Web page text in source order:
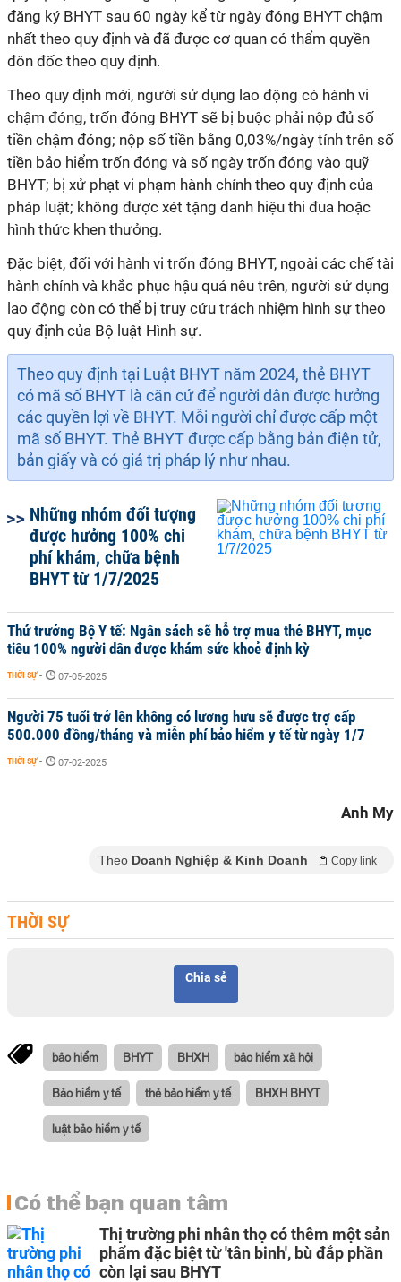
đăng ký BHYT sau 60 ngày kể từ ngày đóng BHYT chậm
nhất theo quy định và đã được cơ quan có thẩm quyền
đôn đốc theo quy định.
Theo quy định mới, người sử dụng lao động có hành vi
chậm đóng, trốn đóng BHYT sẽ bị buộc phải nộp đủ số
tiền chậm đóng; nộp số tiền bằng 0,03%/ngày tính trên số
tiền bảo hiểm trốn đóng và số ngày trốn đóng vào quỹ
BHYT; bị xử phạt vi phạm hành chính theo quy định của
pháp luật; không được xét tặng danh hiệu thi đua hoặc
hình thức khen thưởng.
Đặc biệt, đối với hành vi trốn đóng BHYT, ngoài các chế tài
hành chính và khắc phục hậu quả nêu trên, người sử dụng
lao động còn có thể bị truy cứu trách nhiệm hình sự theo
quy định của Bộ luật Hình sự.
Theo quy định tại Luật BHYT năm 2024, thẻ BHYT
có mã số BHYT là căn cứ để người dân được hưởng
các quyền lợi về BHYT. Mỗi người chỉ được cấp một
mã số BHYT. Thẻ BHYT được cấp bằng bản điện tử,
bản giấy và có giá trị pháp lý như nhau.
Những nhóm đối tượng
được hưởng 100% chi
phí khám, chữa bệnh
BHYT từ 1/7/2025
Thứ trưởng Bộ Y tế: Ngân sách sẽ hỗ trợ mua thẻ BHYT, mục
tiêu 100% người dân được khám sức khoẻ định kỳ
THỜI SỰ - 07-05-2025
Người 75 tuổi trở lên không có lương hưu sẽ được trợ cấp
500.000 đồng/tháng và miễn phí bảo hiểm y tế từ ngày 1/7
THỜI SỰ - 07-02-2025
Anh My
Theo Doanh Nghiệp & Kinh Doanh Copy link
THỜI SỰ
Chia sẻ
bảo hiểm BHYT BHXH bảo hiểm xã hội
Bảo hiểm y tế thẻ bảo hiểm y tế BHXH BHYT
luật bảo hiểm y tế
Có thể bạn quan tâm
Thị trường phi nhân thọ có thêm một sản
phẩm đặc biệt từ 'tân binh', bù đắp phần
còn lại sau BHYT